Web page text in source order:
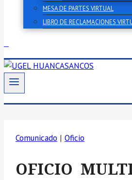
MESA DE PARTES VIRTUAL
LIBRO DE RECLAMACIONES
Comunicado | Oficio
OFICIO